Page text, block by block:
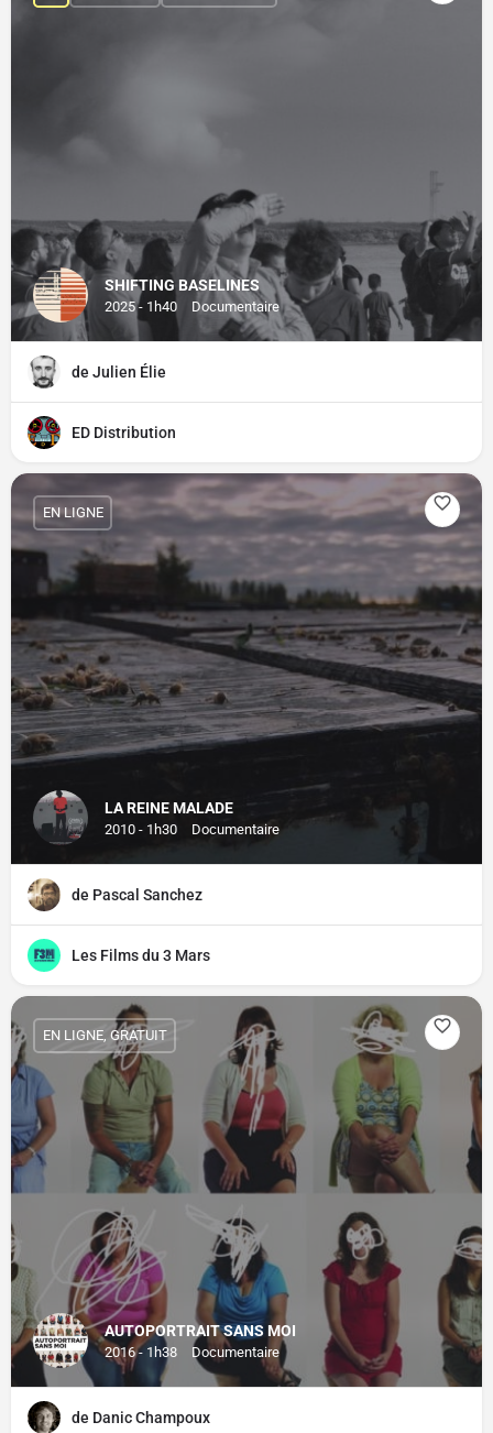
SHIFTING BASELINES
2025 - 1h40 Documentaire
de Julien Élie
ED Distribution
LA REINE MALADE
2010 - 1h30 Documentaire
EN LIGNE
de Pascal Sanchez
Les Films du 3 Mars
AUTOPORTRAIT SANS MOI
2016 - 1h38 Documentaire
EN LIGNE, GRATUIT
de Danic Champoux